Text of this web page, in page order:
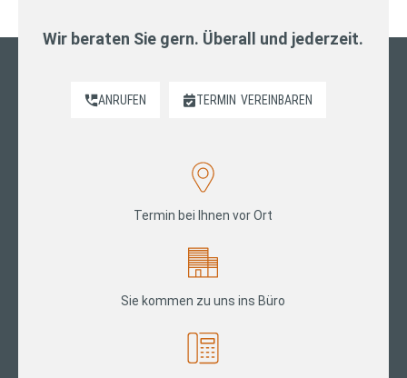
Wir beraten Sie gern. Überall und jederzeit.
ANRUFEN TERMIN VEREINBAREN
Termin bei Ihnen vor Ort
Sie kommen zu uns ins Büro